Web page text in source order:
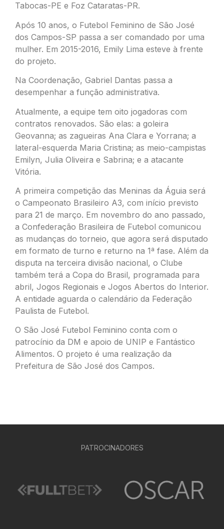
Tabocas-PE e Foz Cataratas-PR.
Após 10 anos, o Futebol Feminino de São José
dos Campos-SP passa a ser comandado por uma
mulher. Em 2015-2016, Emily Lima esteve à frente
do projeto.
Na Coordenação, Gabriel Dantas passa a
desempenhar a função administrativa.
Atualmente, a equipe tem oito jogadoras com
contratos renovados. São elas: a goleira
Geovanna; as zagueiras Ana Clara e Yorrana; a
lateral-esquerda Maria Cristina; as meio-campistas
Emilyn, Julia Oliveira e Sabrina; e a atacante
Vitória.
A primeira competição das Meninas da Águia será
o Campeonato Brasileiro A3, com início previsto
para 21 de março. Em novembro do ano passado,
a Confederação Brasileira de Futebol comunicou
as mudanças do torneio, que agora será disputado
em formato de turno e returno na 1ª fase. Além da
disputa na terceira divisão nacional, o Clube
também terá a Copa do Brasil, programada para
abril, Jogos Regionais e Jogos Abertos do Interior.
A entidade aguarda o calendário da Federação
Paulista de Futebol.
O São José Futebol Feminino conta com o
patrocínio da DM e apoio de UNIP e Fantástico
Alimentos. O projeto é uma realização da
Prefeitura de São José dos Campos.
PATROCINADORES